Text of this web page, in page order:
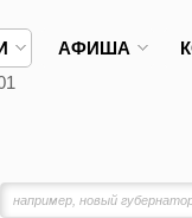
АФИША